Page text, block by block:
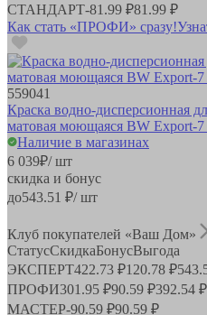
СТАНДАРТ-81.99 ₽81.99 ₽
Как стать «ПРОФИ» сразу!
559041
Краска водно-дисперсионная
матовая моющаяся BW Export-
Наличие в магазинах
6 039₽/ шт
скидка и бонус
до543.51 ₽/ шт
Клуб покупателей «Ваш Дом»
СтатусСкидкаБонусВыгода
ЭКСПЕРТ422.73 ₽120.78 ₽
ПРОФИ301.95 ₽90.59 ₽392.54 ₽
МАСТЕР-90.59 ₽90.59 ₽